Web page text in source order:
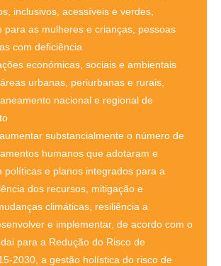
inclusivos, acessíveis e verdes,
para as mulheres e crianças, pessoas
com deficiência
económicas, sociais e ambientais
urbanas, periurbanas e rurais,
nacional e regional de
substancialmente o número de
humanos que adotaram e
políticas e planos integrados para a
dos recursos, mitigação e
climáticas, resiliência a
e implementar, de acordo com o
para a Redução do Risco de
2030, a gestão holística do risco de